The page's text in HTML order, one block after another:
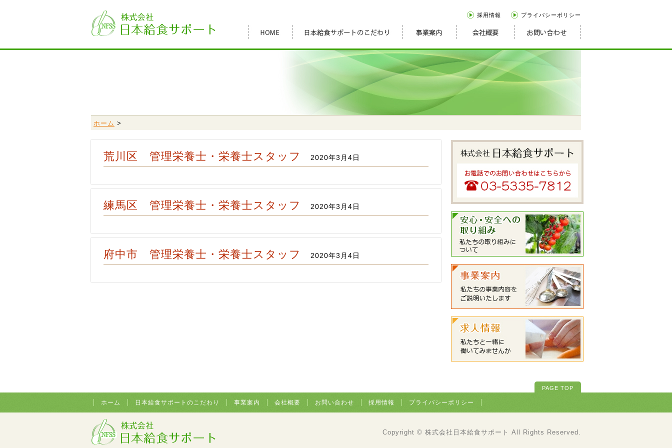
プライバシーポリシー
採用情報
ホーム >
荒川区 管理栄養士・栄養士スタッフ 2020年3月4日
練馬区 管理栄養士・栄養士スタッフ 2020年3月4日
府中市 管理栄養士・栄養士スタッフ 2020年3月4日
PAGE TOP
ホーム 日本給食サポートのこだわり 事業案内 会社概要 お問い合わせ 採用情報 プライバシーポリシー
Copyright © 株式会社日本給食サポート All Rights Reserved.